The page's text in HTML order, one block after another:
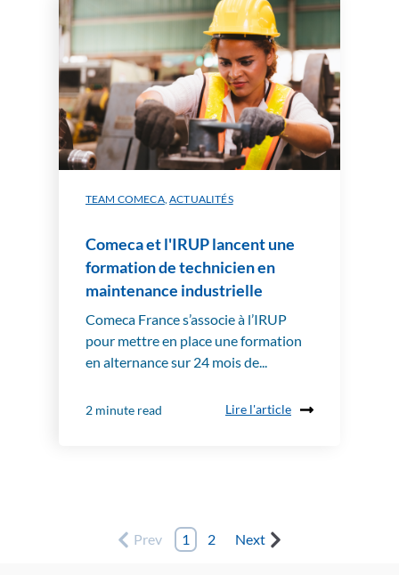
TEAM COMECA,ACTUALITÉS
Comeca et l'IRUP lancent une
formation de technicien en
maintenance industrielle
Comeca France s’associe à l’IRUP
pour mettre en place une formation
en alternance sur 24 mois de...
2 minute read Lire l'article
Prev 1 2 Next